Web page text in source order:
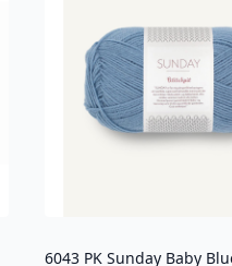
6043 PK Sunday Baby